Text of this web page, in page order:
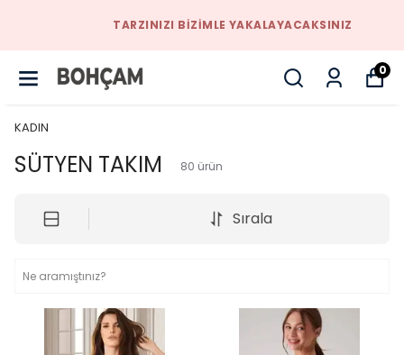
TARZINIZI BIZIMLE YAKALAYACAKSINIZ
0
KADIN
SÜTYEN TAKIM 80 ürün
Sırala